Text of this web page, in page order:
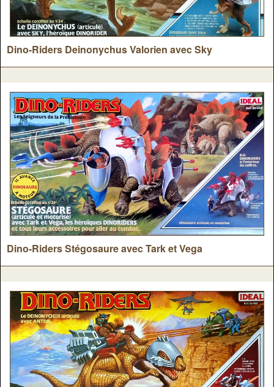
Dino-Riders Deinonychus Valorien avec Sky
Dino-Riders Stégosaure avec Tark et Vega